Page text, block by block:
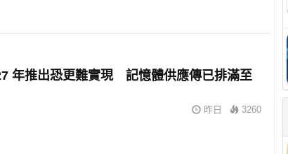
年推出恐更難實現 記憶體供應傳已排滿至
昨日 3260